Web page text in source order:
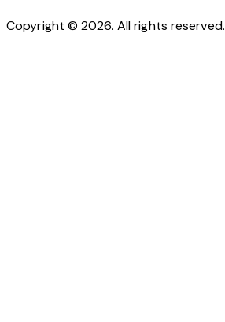
Copyright © 2026. All rights reserved.